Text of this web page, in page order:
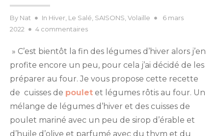
By Nat In Hiver, Le Salé, SAISONS, Volaille
Posted
6 mars
2022
4 commentairessur
de
poulet
légumes
rôtis
au
four
» C’est bientôt la fin des légumes d’hiver alors j’en
profite encore un peu, pour cela j’ai décidé de les
préparer au four. Je vous propose cette recette
de cuisses de poulet et légumes rôtis au four. Un
mélange de légumes d’hiver et des cuisses de
poulet mariné avec un peu de sirop d’érable et
d’huile d’olive et parfumé avec du thym et du